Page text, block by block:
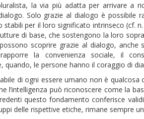
la via più adatta per arrivare a
Solo grazie al dialogo è possibile
stabili per il loro significato intrinseco (cf.
di base, che sostengono la loro
scoprire grazie al dialogo,
la convenienza sociale, il
quando, le persone hanno il coraggio di
di ogni essere umano non è
l’intelligenza può riconoscere come la
questo fondamento conferisce
delle rispettive etiche, rimane sempre